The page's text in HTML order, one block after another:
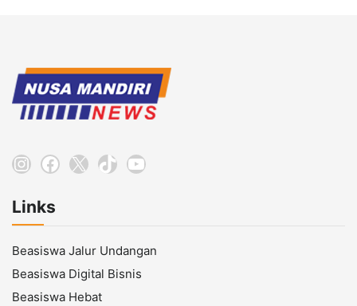
Instagram
Facebook
X TikTokYouTube
Links
Beasiswa Jalur Undangan
Beasiswa Digital Bisnis
Beasiswa Hebat